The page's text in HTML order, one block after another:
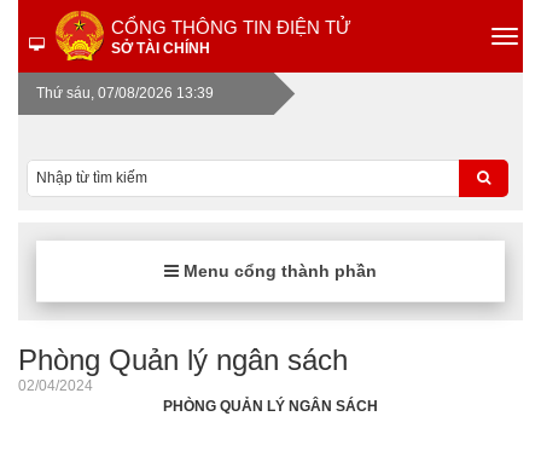
CỔNG THÔNG TIN ĐIỆN TỬ
SỞ TÀI CHÍNH
Thứ sáu, 07/08/2026 13:39
Menu cổng thành phần
Phòng Quản lý ngân sách
02/04/2024
PHÒNG QUẢN LÝ NGÂN SÁCH